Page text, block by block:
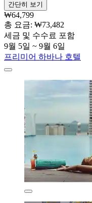
간단히 보기
₩64,799
총 요금: ₩73,482
세금 및 수수료 포함
9월 5일 ~ 9월 6일
프리미어 하바나 호텔